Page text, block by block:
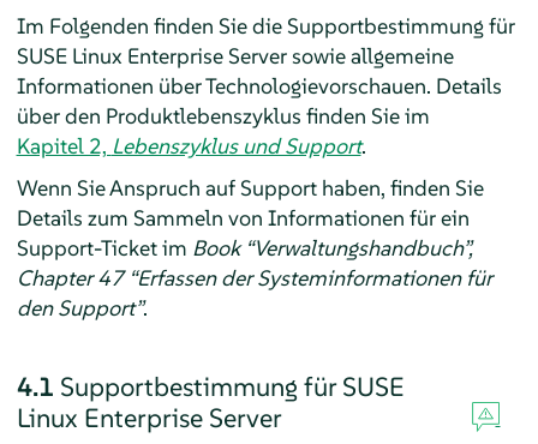
Im Folgenden finden Sie die Supportbestimmung für
SUSE Linux Enterprise Serversowie allgemeine
Informationen über Technologievorschauen. Details
über den Produktlebenszyklus finden Sie im
Kapitel 2, Lebenszyklus und Support.
Wenn Sie Anspruch auf Support haben, finden Sie
Details zum Sammeln von Informationen für ein
Support-Ticket im Book “Verwaltungshandbuch”,
Chapter 47 “Erfassen der Systeminformationen für
den Support”.
4.1 Supportbestimmung fürSUSE
Linux Enterprise Server